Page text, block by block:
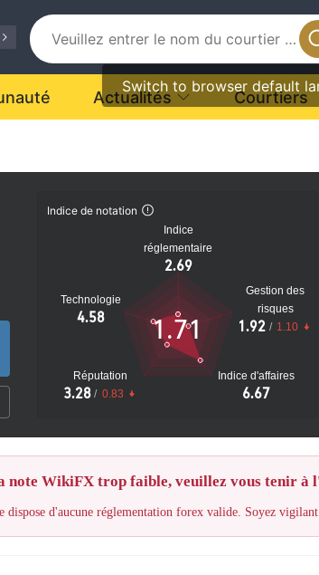
Switch to browser default
Actualités Courtiers
Indice de notation
Indice
réglementaire
2.69
Technologie
4.58
Réputation
3.28 / 0.83
Indice d'affaires
6.67
Gestion des
risques
1.92 / 1.10
1.71
note WikiFX trop faible, veuillez vous tenir à
dispose d'aucune réglementation forex valide. Soyez